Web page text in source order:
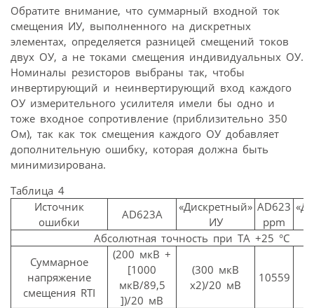
Обратите внимание, что суммарный входной ток
смещения ИУ, выполненного на дискретных
элементах, определяется разницей смещений токов
двух ОУ, а не токами смещения индивидуальных ОУ.
Номиналы резисторов выбраны так, чтобы
инвертирующий и неинвертирующий вход каждого
ОУ измерительного усилителя имели бы одно и
тоже входное сопротивление (приблизительно 350
Ом), так как ток смещения каждого ОУ добавляет
дополнительную ошибку, которая должна быть
минимизирована.
Таблица 4
Источник
ошибки
AD623A
«Дискретный»
ИУ
AD623
ppm
Абсолютная точность при TA +25 °C
Суммарное
напряжение
смещения RTI
(200 мкВ +
[1000
мкВ/89,5
])/20 мВ
(300 мкВ
x2)/20 мВ
10559